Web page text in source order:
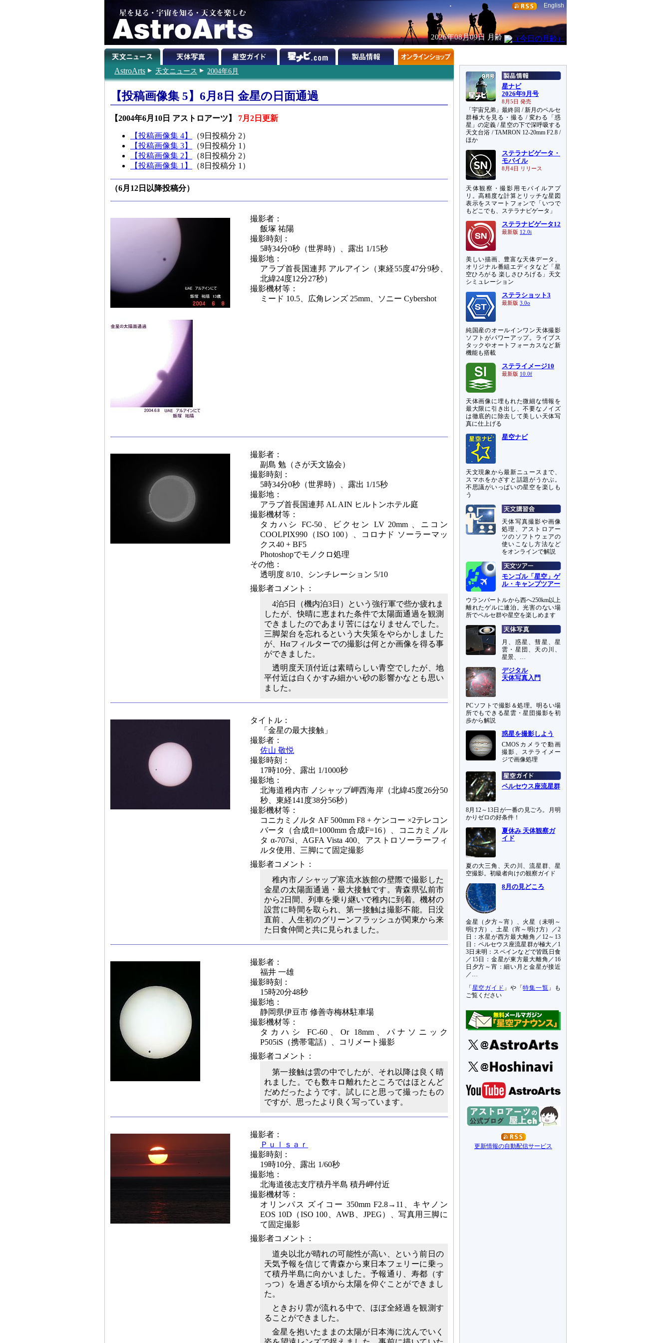
English
2026年08月09日 月齢
AstroArts 天文ニュース 2004年6月
【投稿画像集 5】6月8日 金星の日面通過
【2004年6月10日 アストロアーツ】 7月2日更新
【投稿画像集 4】
（9日投稿分 2）
【投稿画像集 3】
（9日投稿分 1）
【投稿画像集 2】
（8日投稿分 2）
【投稿画像集 1】
（8日投稿分 1）
（6月12日以降投稿分）
撮影者：
飯塚 祐陽
撮影時刻：
5時34分0秒（世界時）、露出 1/15秒
撮影地：
アラブ首長国連邦 アルアイン（東経55度47分9秒、
北緯24度12分27秒）
撮影機材等：
ミード 10.5、広角レンズ 25mm、ソニー Cybershot
撮影者：
副島 勉（さが天文協会）
撮影時刻：
5時34分0秒（世界時）、露出 1/15秒
撮影地：
アラブ首長国連邦 AL AIN ヒルトンホテル庭
撮影機材等：
タカハシ FC-50、ビクセン LV 20mm 、ニコン
COOLPIX990（ISO 100）、コロナド ソーラーマッ
クス40 + BF5
Photoshopでモノクロ処理
その他：
透明度 8/10、シンチレーション 5/10
撮影者コメント：
4泊5日（機内泊3日）という強行軍で些か疲れま
したが、快晴に恵まれた条件で太陽面通過を観測
できましたのであまり苦にはなりませんでした。
三脚架台を忘れるという大失策をやらかしました
が、Hαフィルターでの撮影は何とか画像を得る事
ができました。
透明度天頂付近は素晴らしい青空でしたが、地
平付近は白くかすみ細かい砂の影響かなとも思い
ました。
タイトル：
「金星の最大接触」
撮影者：
佐山 敬悦
撮影時刻：
17時10分、露出 1/1000秒
撮影地：
北海道稚内市 ノシャップ岬西海岸（北緯45度26分50
秒、東経141度38分56秒）
撮影機材等：
コニカミノルタ AF 500mm F8 + ケンコー ×2テレコン
バータ（合成fl=1000mm 合成F=16）、コニカミノル
タ α-707si、AGFA Vista 400、アストロソーラーフィ
ルタ使用、三脚にて固定撮影
撮影者コメント：
稚内市ノシャップ寒流水族館の壁際で撮影した
金星の太陽面通過・最大接触です。青森県弘前市
から2日間、列車を乗り継いで稚内に到着。機材の
設営に時間を取られ、第一接触は撮影不能。日没
直前、人生初のグリーンフラッシュが関東から来
た日食仲間と共に見られました。
撮影者：
福井 一雄
撮影時刻：
15時20分48秒
撮影地：
静岡県伊豆市 修善寺梅林駐車場
撮影機材等：
タカハシ FC-60、Or 18mm、パナソニック
P505iS（携帯電話）、コリメート撮影
撮影者コメント：
第一接触は雲の中でしたが、それ以降は良く晴
れました。でも数キロ離れたところではほとんど
だめだったようです。試しにと思って撮ったもの
ですが、思ったより良く写っています。
撮影者：
Ｐｕｌｓａｒ
撮影時刻：
19時10分、露出 1/60秒
撮影地：
北海道後志支庁積丹半島 積丹岬付近
撮影機材等：
オリンパス ズイコー 350mm F2.8→11、キヤノン
EOS 10D（ISO 100、AWB、JPEG）、写真用三脚に
て固定撮影
撮影者コメント：
道央以北が晴れの可能性が高い、という前日の
天気予報を信じて青森から東日本フェリーに乗っ
て積丹半島に向かいました。予報通り、寿都（す
っつ）を過ぎる頃から太陽を仰ぐことができまし
た。
ときおり雲が流れる中で、ほぼ全経過を観測す
ることができました。
金星を抱いたままの太陽が日本海に沈んでいく
星ナビ
2026年9月号
8月5日 発売
「宇宙兄弟」最終回 / 新月のペルセ
群極大を見る・撮る / 変わる「惑
星」の定義 / 星空の下で深呼吸する
天文台浴 / TAMRON 12-20mm F2.8 /
ほか
ステラナビゲータ・
モバイル
8月4日 リリース
天体観察・撮影用モバイルアプ
リ。高精度な計算とリッチな星図
表示をスマートフォンで「いつで
もどこでも、ステラナビゲータ」
ステラナビゲータ12
最新版 12.0i
美しい描画、豊富な天体データ、
オリジナル番組エディタなど「星
空ひろがる 楽しさひろげる」天文
シミュレーション
ステラショット3
最新版 3.0o
純国産のオールインワン天体撮影
ソフトがパワーアップ。ライブス
タックやオートフォーカスなど新
機能も搭載
ステライメージ10
最新版 10.0f
天体画像に埋もれた微細な情報を
最大限に引き出し、不要なノイズ
は徹底的に除去して美しい天体写
真に仕上げる
星空ナビ
天文現象から最新ニュースまで、
スマホをかざすと話題がうかぶ。
不思議がいっぱいの星空を楽しも
う
天体写真撮影や画像
処理、アストロアー
ツのソフトウェアの
使いこなし方法など
をオンラインで解説
モンゴル「星空」ゲ
ル・キャンプツアー
ウランバートルから西へ250km以上
離れたゲルに連泊。光害のない場
所でペルセ群や星空を楽しめます
月、惑星、彗星、星
雲・星団、天の川、
星景、…
デジタル
天体写真入門
PCソフトで撮影＆処理。明るい場
所でもできる星雲・星団撮影を初
歩から解説
惑星を撮影しよう
CMOSカメラで動画
撮影、ステライメー
ジで画像処理
ペルセウス座流星群
8月12～13日が一番の見ごろ。月明
かりゼロの好条件！
夏休み 天体観察ガ
イド
夏の大三角、天の川、流星群、星
空撮影。初級者向けの観察ガイド
8月の見どころ
金星（夕方～宵）、火星（未明～
明け方）、土星（宵～明け方）／2
日：水星が西方最大離角／12～13
日：ペルセウス座流星群が極大／1
3日未明：スペインなどで皆既日食
／15日：金星が東方最大離角／16
日夕方～宵：細い月と金星が接近
／…
「 星空ガイド 」や「特集一覧 」も
ご覧ください
更新情報の自動配信サービス